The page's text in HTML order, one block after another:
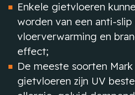
Enkele gietvloeren
worden van een anti-slip
vloerverwarming en
effect;
De meeste soorten
gietvloeren zijn UV